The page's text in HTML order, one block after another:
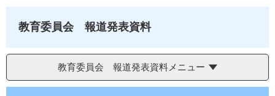
教育委員会 報道発表資料
教育委員会 報道発表資料メニュー